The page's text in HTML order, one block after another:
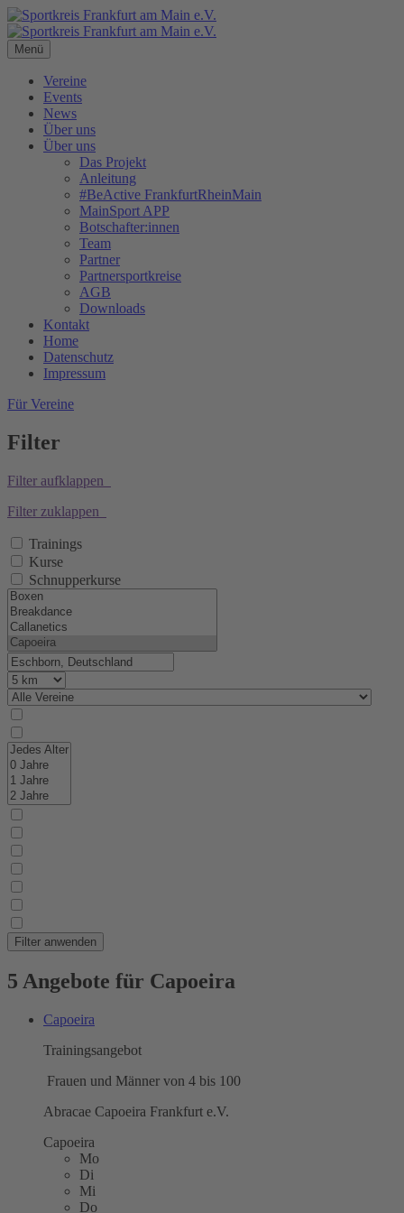
Menü
Vereine
Events
News
Über uns
Über uns
Das Projekt
Anleitung
#BeActive FrankfurtRheinMain
MainSport APP
Botschafter:innen
Team
Partner
Partnersportkreise
AGB
Downloads
Kontakt
Home
Datenschutz
Impressum
Für Vereine
Filter
Filter aufklappen
Filter zuklappen
Trainings
Kurse
Schnupperkurse
Filter anwenden
5 Angebote für Capoeira
Capoeira
Trainingsangebot
Frauen und Männer von 4 bis 100
Abracae Capoeira Frankfurt e.V.
Capoeira
Mo
Di
Mi
Do